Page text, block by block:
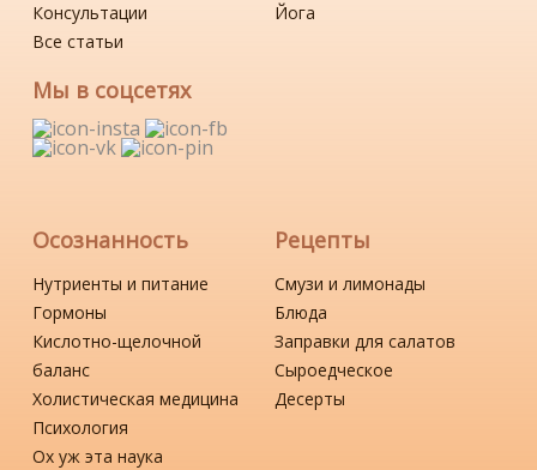
Консультации
Все статьи
Мы в соцсетях
Йога
Осознанность
Нутриенты и питание
Гормоны
Кислотно-щелочной
баланс
Холистическая медицина
Психология
Ох уж эта наука
Рецепты
Смузи и лимонады
Блюда
Заправки для салатов
Сыроедческое
Десерты